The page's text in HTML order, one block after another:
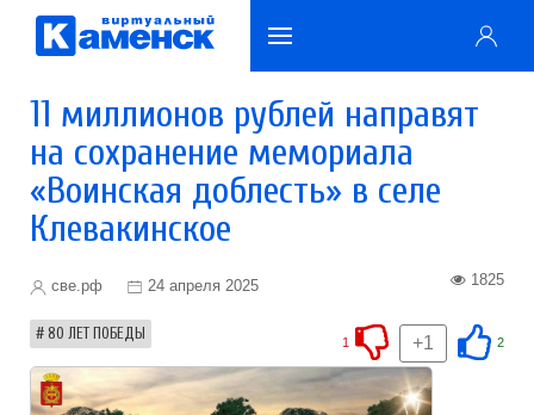
11 миллионов рублей направят
на сохранение мемориала
«Воинская доблесть» в селе
Клевакинское
све.рф 24 апреля 2025 1825
80 ЛЕТ ПОБЕДЫ 2
+1
1